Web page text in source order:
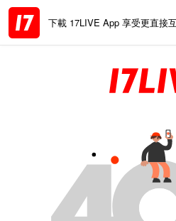
下載 17LIVE App 享受更直接